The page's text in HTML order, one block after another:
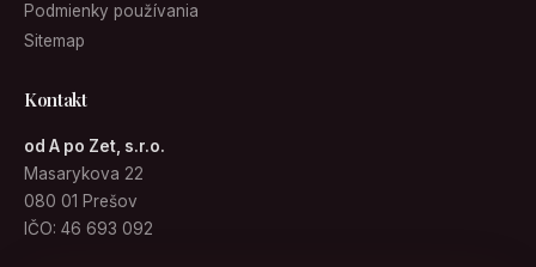
Podmienky používania
Sitemap
Kontakt
od A po Zet, s.r.o.
Masarykova 22
080 01 Prešov
IČO: 46 693 092